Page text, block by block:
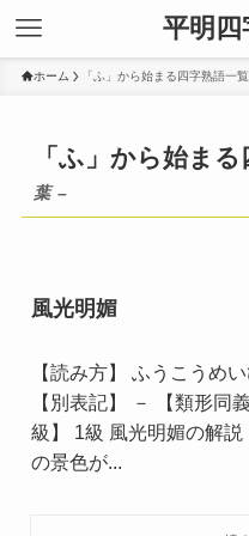
平明四
ホーム 「ふ」から始まる四字熟語一覧
「ふ」から始ま
葉 –
風光明媚
【読み方】 ふうこうめ
【別表記】 － 【類形同
級】 1級 風光明媚の解
の景色が...